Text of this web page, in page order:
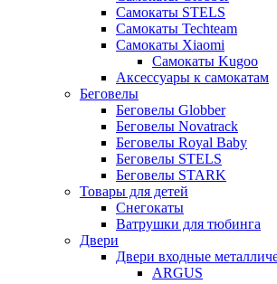
Самокаты STELS
Самокаты Techteam
Самокаты Xiaomi
Самокаты Kugoo
Аксессуары к самокатам
Беговелы
Беговелы Globber
Беговелы Novatrack
Беговелы Royal Baby
Беговелы STELS
Беговелы STARK
Товары для детей
Снегокаты
Ватрушки для тюбинга
Двери
Двери входные
ARGUS